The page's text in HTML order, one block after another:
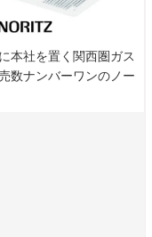
本社を置く関西圏ガス
数ナンバーワンのノー